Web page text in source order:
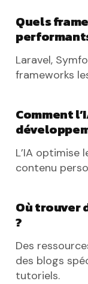
Quels
Laravel,
frameworks
Comment
L’IA optimise
contenu
Où trouver
?
Des
des blogs
tutoriels.